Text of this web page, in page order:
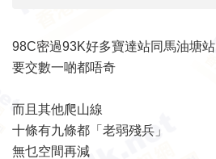
98C密過93K好多寶達站同馬油塘站
要交數一啲都唔奇
而且其他爬山線
十條有九條都「老弱殘兵」
無乜空間再減